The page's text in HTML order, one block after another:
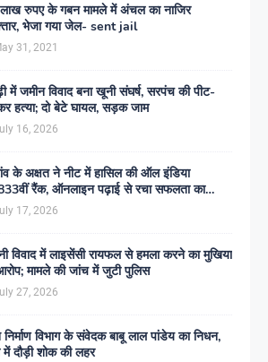
रुपए के गबन मामले में अंचल का नाजिर
भेजा गया जेल- sent jail
31, 2021
में जमीन विवाद बना खूनी संघर्ष, सरपंच की पीट-
हत्या; दो बेटे घायल, सड़क जाम
16, 2026
के अक्षत ने नीट में हासिल की ऑल इंडिया
रैंक, ऑनलाइन पढ़ाई से रचा सफलता का
17, 2026
विवाद में लाइसेंसी रायफल से हमला करने का मुखिया
मामले की जांच में जुटी पुलिस
27, 2026
विभाग के संवेदक बाबू लाल पांडेय का निधन,
दौड़ी शोक की लहर